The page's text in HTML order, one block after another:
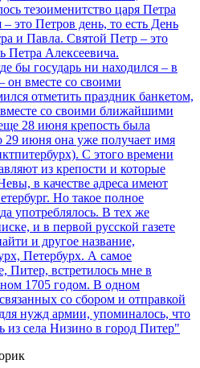
тезоименитство царя Петра
это Петров день, то есть День
и Павла. Святой Петр – это
Петра Алексеевича.
бы государь ни находился – в
он вместе со своими
отметить праздник банкетом,
вместе со своими ближайшими
28 июня крепость была
29 июня она уже получает имя
С этого времени
из крепости и которые
в качестве адреса имеют
Но такое полное
употреблялось. В тех же
и в первой русской газете
и другое название,
Петербурх. А самое
Питер, встретилось мне в
1705 годом. В одном
со сбором и отправкой
нужд армии, упоминалось, что
из села Низино в город Питер"